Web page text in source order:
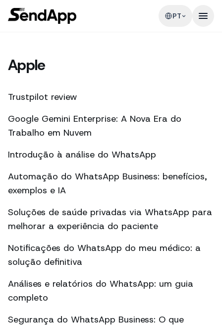
PT
Apple
Trustpilot review
Google Gemini Enterprise: A Nova Era do
Trabalho em Nuvem
Introdução à análise do WhatsApp
Automação do WhatsApp Business: benefícios,
exemplos e IA
Soluções de saúde privadas via WhatsApp para
melhorar a experiência do paciente
Notificações do WhatsApp do meu médico: a
solução definitiva
Análises e relatórios do WhatsApp: um guia
completo
Segurança do WhatsApp Business: O que